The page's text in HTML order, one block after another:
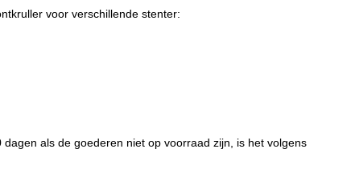
voor verschillende stenter:
als de goederen niet op voorraad zijn, is het volgens